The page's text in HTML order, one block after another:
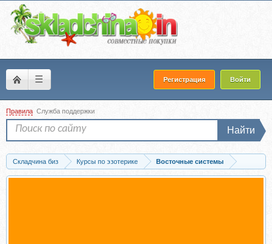
☰ Регистрация Войти
Правила Служба поддержки
Найти
Складчина биз Курсы по эзотерике
Восточные системы
Скачать Фаза Ци (Ольга Ксагорари)